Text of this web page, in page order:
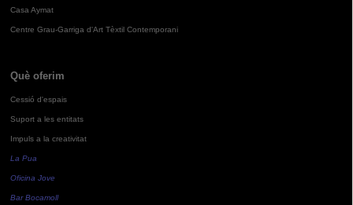
Casa Aymat
Centre Grau-Garriga d'Art Tèxtil Contemporani
Què oferim
Cessió d'espais
Suport a les entitats
Impuls a la creativitat
La Pua
Oficina Jove
Bar Bocamoll